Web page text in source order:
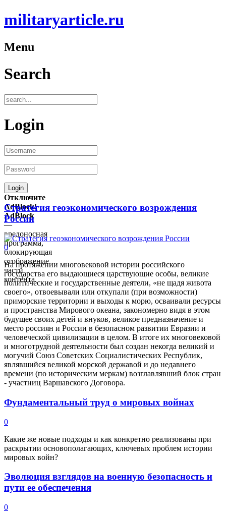
militaryarticle.ru
Menu
Search
Login
Отключите
AdBlock!
AdBlock
—
вредоносная
программа,
блокирующая
отображение
части
контента.
Стратегия геоэкономического возрождения
России
0
На протяжении многовековой истории российского
государства его выдающиеся царствующие особы, великие
политические и государственные деятели, «не щадя живота
своего», отвоевывали или откупали (при возможности)
приморские территории и выходы к морю, осваивали ресурсы
и пространства Мирового океана, закономерно видя в этом
будущее своих детей и внуков, великое предназначение и
место россиян и России в безопасном развитии Евразии и
человеческой цивилизации в целом. В итоге их многовековой
и многотрудной деятельности был создан некогда великий и
могучий Союз Советских Социалистических Республик,
являвшийся великой морской державой и до недавнего
времени (по историческим меркам) возглавлявший блок стран
- участниц Варшавского Договора.
Фундаментальный труд о мировых войнах
0
Какие же новые подходы и как конкретно реализованы при
раскрытии основополагающих, ключевых проблем истории
мировых войн?
Эволюция взглядов на военную безопасность и
пути ее обеспечения
0